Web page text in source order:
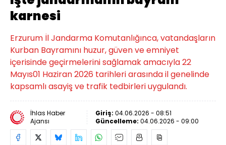
karnesi
Erzurum İl Jandarma Komutanlığınca, vatandaşların
Kurban Bayramını huzur, güven ve emniyet
içerisinde geçirmelerini sağlamak amacıyla 22
Mayıs01 Haziran 2026 tarihleri arasında il genelinde
kapsamlı asayiş ve trafik tedbirleri uygulandı.
İhlas Haber
Ajansı
Giriş: 04.06.2026 - 08:51
Güncelleme: 04.06.2026 - 09:00